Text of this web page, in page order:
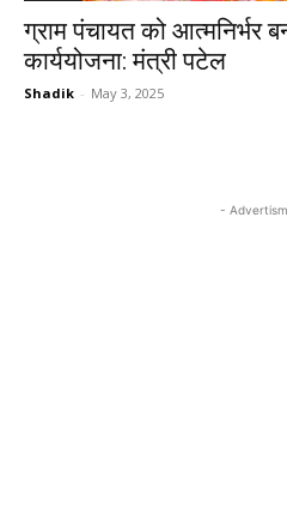
ग्राम पंचायत को आत्मनिर्भर
कार्ययोजना: मंत्री पटेल
Shadik - May 3, 2025
-